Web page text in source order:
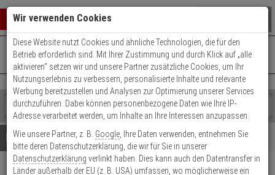
Warenkorb schließen
0 ARTIKEL IM WARENKORB
Ihr Warenkorb ist momentan leer.
Ergebnisse ()
Fertig
Shop
durchsuchen
Bitte
geben
Sie
mindestens
Es
wurde
noch
Kategorien
Suche
+49 (0)821 899 493-0Mo. - Do.: 8:00 - 16:30 | Fr.: 8:00 - 14:00 Uhr
Kontaktservice nutzen
Details Beratung
Wir verwenden Cookies
Diese Website nutzt Cookies und ähnliche Technologien, die für den
Betrieb erforderlich sind. Mit Ihrer Zustimmung und durch Klick auf „alle
aktivieren“ setzen wir und unsere Partner zusätzliche Cookies, um Ihr
Nutzungserlebnis zu verbessern, personalisierte Inhalte und relevante
Werbung bereitzustellen und Analysen zur Optimierung unserer Services
durchzuführen. Dabei können personenbezogene Daten wie Ihre IP-
Adresse verarbeitet werden, um Inhalte an Ihre Interessen anzupassen.
Wie unsere Partner, z. B. Google , Ihre Daten verwenden, entnehmen Sie
bitte deren Datenschutzerklärung, die wir für Sie in unserer
Datenschutzerklärung verlinkt haben. Dies kann auch den Datentransfer in
Länder außerhalb der EU (z. B. USA) umfassen, wo möglicherweise ein